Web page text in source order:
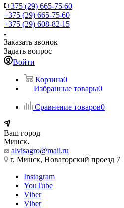
+375 (29) 665-75-60
+375 (29) 665-75-60
+375 (29) 608-82-15
Заказать звонок
Задать вопрос
Войти
Корзина0
Избранные товары0
Сравнение товаров0
Ваш город
Минск
alvisagro@mail.ru
г. Минск, Новаторский проезд 7
Instagram
YouTube
Viber
Viber